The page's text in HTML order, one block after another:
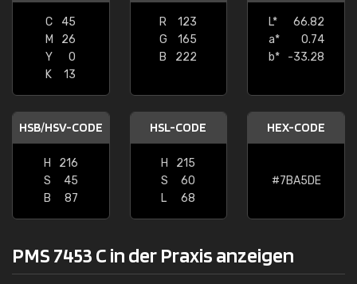
C
45
M
26
Y
0
K
13
R
123
G
165
B
222
L*
66.82
a*
0.74
b*
-33.28
HSB/HSV-CODE
H
216
S
45
B
87
HSL-CODE
H
215
S
60
L
68
HEX-CODE
#7BA5DE
PMS 7453 C in der Praxis anzeigen